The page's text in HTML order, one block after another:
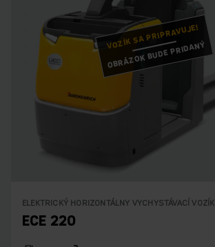
VOZÍK SA PRIPRAVUJE!
OBRÁZOK BUDE PRIDANÝ
ELEKTRICKÝ HORIZONTÁLNY VYCHYSTÁVACÍ VOZÍK
ECE 220